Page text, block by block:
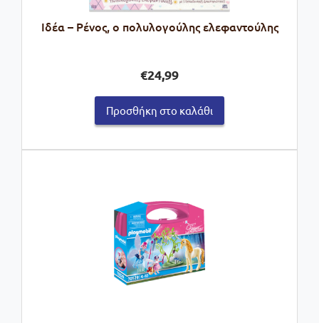
Ιδέα – Ρένος, ο πολυλογούλης ελεφαντούλης
€24,99
Προσθήκη στο καλάθι